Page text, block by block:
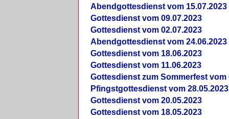
Abendgottesdienst vom 15.07.2023
Gottesdienst vom 09.07.2023
Gottesdienst vom 02.07.2023
Abendgottesdienst vom 24.06.2023
Gottesdienst vom 18.06.2023
Gottesdienst vom 11.06.2023
Gottesdienst zum Sommerfest vom
Pfingstgottesdienst vom 28.05.2023
Gottesdienst vom 20.05.2023
Gottesdienst vom 18.05.2023